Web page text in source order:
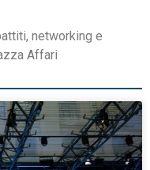
networking e
Affari